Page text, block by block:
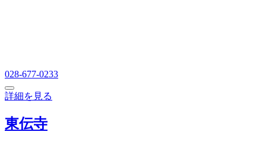
028-677-0233
詳細を見る
東伝寺